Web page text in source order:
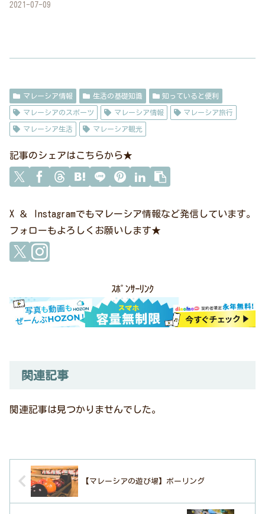
2021-07-09
マレーシア情報 生活の基礎知識 知っていると便利
マレーシアのスポーツ マレーシア情報 マレーシア旅行
マレーシア生活 マレーシア観光
記事のシェアはこちらから★
X ＆ Instagramでもマレーシア情報など発信しています。
フォローもよろしくお願いします★
ｽﾎﾟﾝｻｰﾘﾝｸ
関連記事
関連記事は見つかりませんでした。
【マレーシアの遊び場】ボーリング